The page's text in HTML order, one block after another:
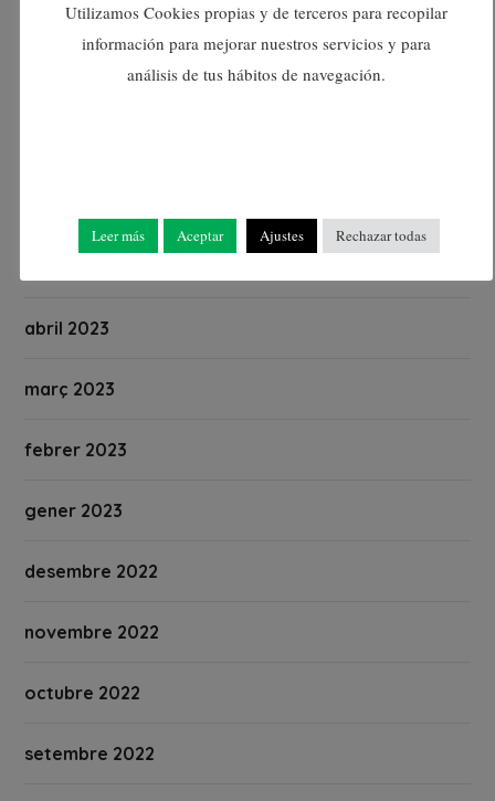
setembre 2023
abril 2023
març 2023
febrer 2023
gener 2023
desembre 2022
novembre 2022
octubre 2022
setembre 2022
Utilizamos Cookies propias y de terceros para recopilar
información para mejorar nuestros servicios y para
análisis de tus hábitos de navegación.
Leer más Aceptar Ajustes Rechazar todas